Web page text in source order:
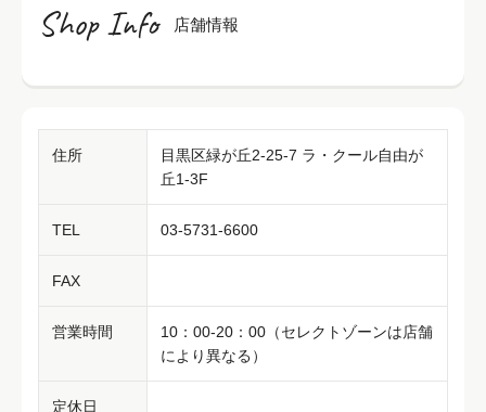
Shop Info 店舗情報
住所
目黒区緑が丘2-25-7 ラ・クール自由が
丘1-3F
TEL 03-5731-6600
FAX
営業時間
10：00-20：00（セレクトゾーンは店舗
により異なる）
定休日